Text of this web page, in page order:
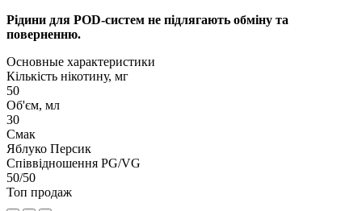
Рідини для POD-систем не підлягають обміну та
поверненню.
Основные характеристики
Кількість нікотину, мг
50
Об'єм, мл
30
Смак
Яблуко Персик
Співвідношення PG/VG
50/50
Топ продаж